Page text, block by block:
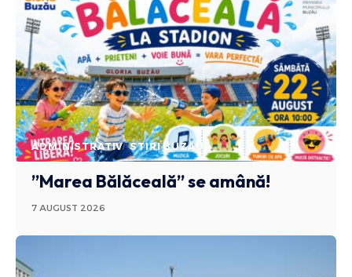
ADMINISTRATIV STIRI BUZAU
”Marea Bălăceală” se amână!
7 AUGUST 2026